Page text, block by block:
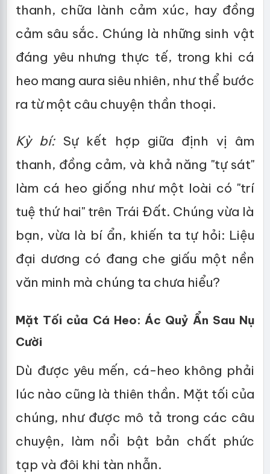
thanh, chữa lành cảm xúc, hay đồng
cảm sâu sắc. Chúng là những sinh vật
đáng yêu nhưng thực tế, trong khi cá
heo mang aura siêu nhiên, như thể bước
ra từ một câu chuyện thần thoại.
Kỳ bí:Sự kết hợp giữa định vị âm
thanh, đồng cảm, và khả năng "tự sát"
làm cá heo giống như một loài có "trí
tuệ thứ hai" trên Trái Đất. Chúng vừa là
bạn, vừa là bí ẩn, khiến ta tự hỏi: Liệu
đại dương có đang che giấu một nền
văn minh mà chúng ta chưa hiểu?
Mặt Tối của Cá Heo: Ác Quỷ Ẩn Sau Nụ
Cười
Dù được yêu mến, cá-heo không phải
lúc nào cũng là thiên thần. Mặt tối của
chúng, như được mô tả trong các câu
chuyện, làm nổi bật bản chất phức
tạp và đôi khi tàn nhẫn.